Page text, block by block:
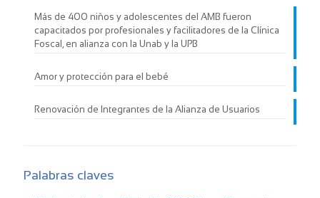
Más de 400 niños y adolescentes del AMB fueron
capacitados por profesionales y facilitadores de la Clínica
Foscal, en alianza con la Unab y la UPB
Amor y protección para el bebé
Renovación de Integrantes de la Alianza de Usuarios
Palabras claves